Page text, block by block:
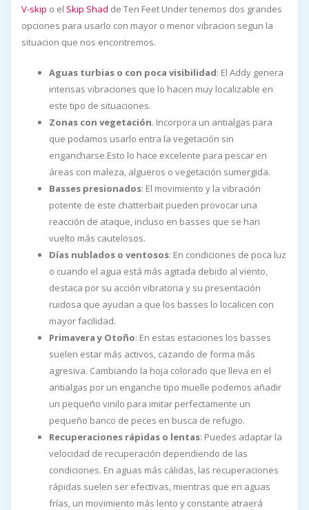
V-skip o el Skip Shad de Ten Feet Under tenemos dos grandes
opciones para usarlo con mayor o menor vibracion segun la
situacion que nos encontremos.
Aguas turbias o con poca visibilidad: El Addy genera
intensas vibraciones que lo hacen muy localizable en
este tipo de situaciones.
Zonas con vegetación. Incorpora un antialgas para
que podamos usarlo entra la vegetación sin
engancharse.Esto lo hace excelente para pescar en
áreas con maleza, algueros o vegetación sumergida.
Basses presionados: El movimiento y la vibración
potente de este chatterbait pueden provocar una
reacción de ataque, incluso en basses que se han
vuelto más cautelosos.
Días nublados o ventosos: En condiciones de poca luz
o cuando el agua está más agitada debido al viento,
destaca por su acción vibratoria y su presentación
ruidosa que ayudan a que los basses lo localicen con
mayor facilidad.
Primavera y Otoño: En estas estaciones los basses
suelen estar más activos, cazando de forma más
agresiva. Cambiando la hoja colorado que lleva en el
antialgas por un enganche tipo muelle podemos añadir
un pequeño vinilo para imitar perfectamente un
pequeño banco de peces en busca de refugio.
Recuperaciones rápidas o lentas: Puedes adaptar la
velocidad de recuperación dependiendo de las
condiciones. En aguas más cálidas, las recuperaciones
rápidas suelen ser efectivas, mientras que en aguas
frías, un movimiento más lento y constante atraerá